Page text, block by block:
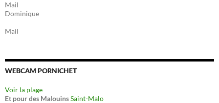
Mail
Dominique
Mail
WEBCAM PORNICHET
Voir la plage
Et pour des MalouinsSaint-Malo